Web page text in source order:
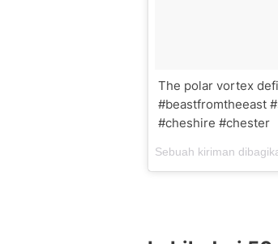
The polar vortex
#beastfromtheeast
#cheshire #chester
Sebuah kiriman